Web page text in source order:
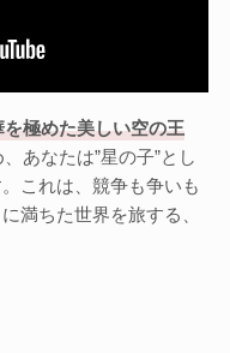
極めた美しい空の王
あなたは”星の子”とし
これは、競争も争いも
満ちた世界を旅する、